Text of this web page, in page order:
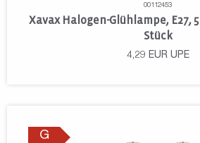
00112453
Xavax Halogen-Glühlampe, E27,
Stück
4,29 EUR UPE
G